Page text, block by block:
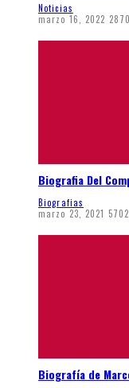
Noticias
marzo 16, 2022 2870
Biografia Del
Biografias
marzo 23, 2021 5702
Biografía de